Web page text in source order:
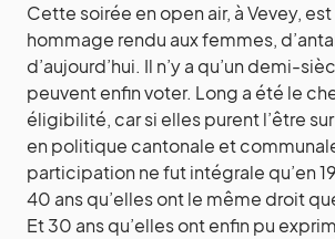
Cette soirée en open air, à Vevey,
hommage rendu aux femmes,
d’aujourd’hui. Il n’y a qu’un demi-
peuvent enfin voter. Long a été le
éligibilité, car si elles purent l’être
en politique cantonale et
participation ne fut intégrale qu’en
40 ans qu’elles ont le même droit
Et 30 ans qu’elles ont enfin pu